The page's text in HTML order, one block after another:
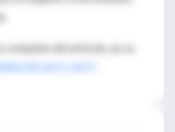
completo del artículo, en su
2477.